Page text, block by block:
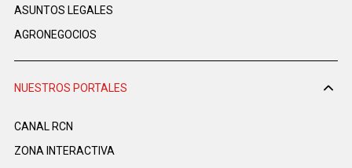
ASUNTOS LEGALES
AGRONEGOCIOS
NUESTROS PORTALES
CANAL RCN
ZONA INTERACTIVA